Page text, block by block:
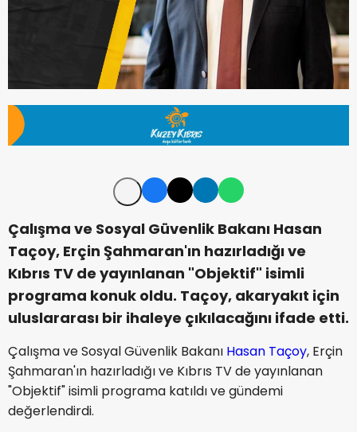
Çalışma ve Sosyal Güvenlik Bakanı Hasan
Taçoy, Erçin Şahmaran'ın hazırladığı ve
Kıbrıs TV de yayınlanan "Objektif" isimli
programa konuk oldu. Taçoy, akaryakıt için
uluslararası bir ihaleye çıkılacağını ifade etti.
Çalışma ve Sosyal Güvenlik Bakanı Hasan Taçoy, Erçin
Şahmaran'ın hazırladığı ve Kıbrıs TV de yayınlanan
"Objektif" isimli programa katıldı ve gündemi
değerlendirdi.